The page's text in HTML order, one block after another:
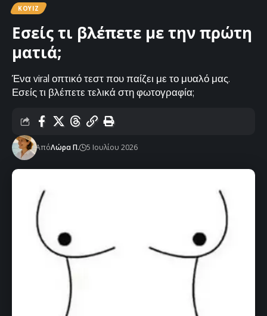
ΚΟΥΙΖ
Εσείς τι βλέπετε με την πρώτη
ματιά;
Ένα viral οπτικό τεστ που παίζει με το μυαλό μας.
Εσείς τι βλέπετε τελικά στη φωτογραφία;
ΑπόΛώρα Π. 5 Ιουλίου 2026